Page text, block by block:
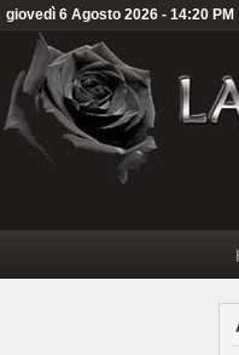
giovedì 6 Agosto 2026 - 14:20 PM